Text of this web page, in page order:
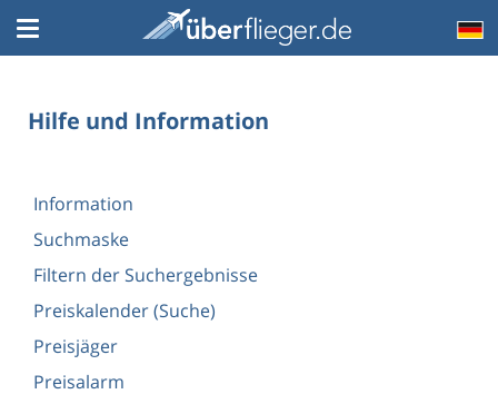
Hilfe und Information
Information
Suchmaske
Filtern der Suchergebnisse
Preiskalender (Suche)
Preisjäger
Preisalarm